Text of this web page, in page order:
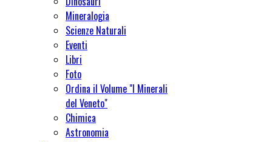
Mineralogia
Scienze Naturali
Eventi
Libri
Foto
Ordina il Volume "I Minerali
del Veneto"
Chimica
Astronomia